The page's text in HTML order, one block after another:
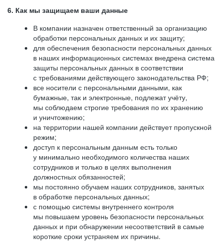
6. Как мы защищаем ваши данные
В компании назначен ответственный за организацию
обработки персональных данных и их защиту;
для обеспечения безопасности персональных данных
в наших информационных системах внедрена система
защиты персональных данных в соответствии
с требованиями действующего законодательства РФ;
все носители с персональными данными, как
бумажные, так и электронные, подлежат учёту,
мы соблюдаем строгие требования по их хранению
и уничтожению;
на территории нашей компании действует пропускной
режим;
доступ к персональным данным есть только
у минимально необходимого количества наших
сотрудников и только в целях выполнения
должностных обязанностей;
мы постоянно обучаем наших сотрудников, занятых
в обработке персональных данных;
с помощью системы внутреннего контроля
мы повышаем уровень безопасности персональных
данных и при обнаружении несоответствий в самые
короткие сроки устраняем их причины.